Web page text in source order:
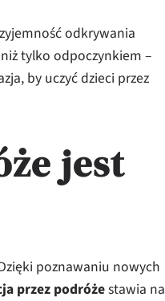
odkrywania
tylko odpoczynkiem –
by uczyć dzieci przez
jest
poznawaniu nowych
przez podróżestawia na